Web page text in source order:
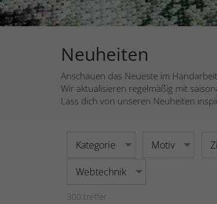
Neuheiten
Anschauen das Neueste im
Wir aktualisieren regelmäßig mit
Lass dich von unseren Neuheiten
Kategorie Motiv
Webtechnik
300 treffer